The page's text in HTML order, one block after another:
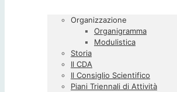
Organizzazione
Organigramma
Modulistica
Storia
Il CDA
Il Consiglio Scientifico
Piani Triennali di Attività